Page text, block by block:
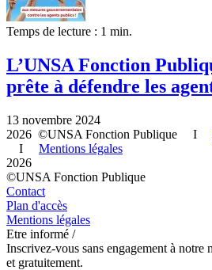
Temps de lecture : 1 min.
L’UNSA Fonction
prête à défendre les
13 novembre 2024
2026 ©UNSA Fonction Publique I
I Mentions légales
2026
©UNSA Fonction Publique
Contact
Plan d'accès
Mentions légales
Etre informé /
Inscrivez-vous sans engagement à notre
et gratuitement.